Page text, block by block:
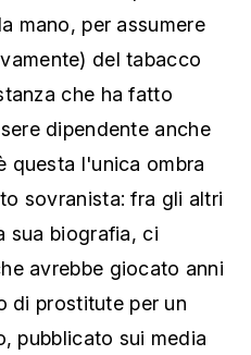
mano, per assumere
del tabacco
che ha fatto
dipendente anche
questa l'unica ombra
sovranista: fra gli altri
sua biografia, ci
avrebbe giocato anni
di prostitute per un
pubblicato sui media